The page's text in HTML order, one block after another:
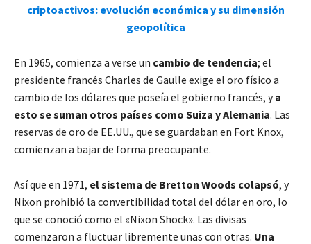
criptoactivos: evolución económica y su dimensión
geopolítica
En 1965, comienza a verse un cambio de tendencia; el
presidente francés Charles de Gaulle exige el oro físico a
cambio de los dólares que poseía el gobierno francés, ya
esto se suman otros países como Suiza y Alemania. Las
reservas de oro de EE.UU., que se guardaban en Fort Knox,
comienzan a bajar de forma preocupante.
Así que en 1971, el sistema de Bretton Woods colapsó, y
Nixon prohibió la convertibilidad total del dólar en oro, lo
que se conoció como el «Nixon Shock». Las divisas
comenzaron a fluctuar libremente unas con otras. Una